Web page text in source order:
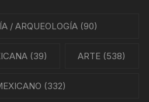
/ ARQUEOLOGÍA(90)
(39) ARTE (538)
(332)